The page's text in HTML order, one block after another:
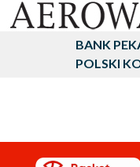
BANK
POLSKI